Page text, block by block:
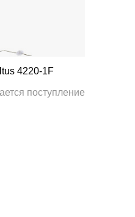
Altus 4220-1F
поступление